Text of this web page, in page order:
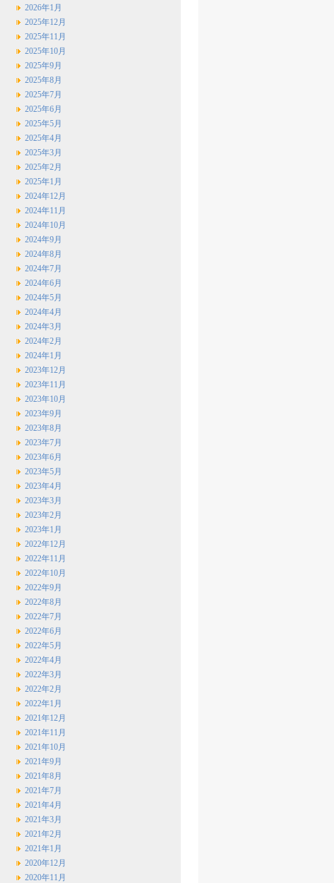
2026年1月
2025年12月
2025年11月
2025年10月
2025年9月
2025年8月
2025年7月
2025年6月
2025年5月
2025年4月
2025年3月
2025年2月
2025年1月
2024年12月
2024年11月
2024年10月
2024年9月
2024年8月
2024年7月
2024年6月
2024年5月
2024年4月
2024年3月
2024年2月
2024年1月
2023年12月
2023年11月
2023年10月
2023年9月
2023年8月
2023年7月
2023年6月
2023年5月
2023年4月
2023年3月
2023年2月
2023年1月
2022年12月
2022年11月
2022年10月
2022年9月
2022年8月
2022年7月
2022年6月
2022年5月
2022年4月
2022年3月
2022年2月
2022年1月
2021年12月
2021年11月
2021年10月
2021年9月
2021年8月
2021年7月
2021年4月
2021年3月
2021年2月
2021年1月
2020年12月
2020年11月